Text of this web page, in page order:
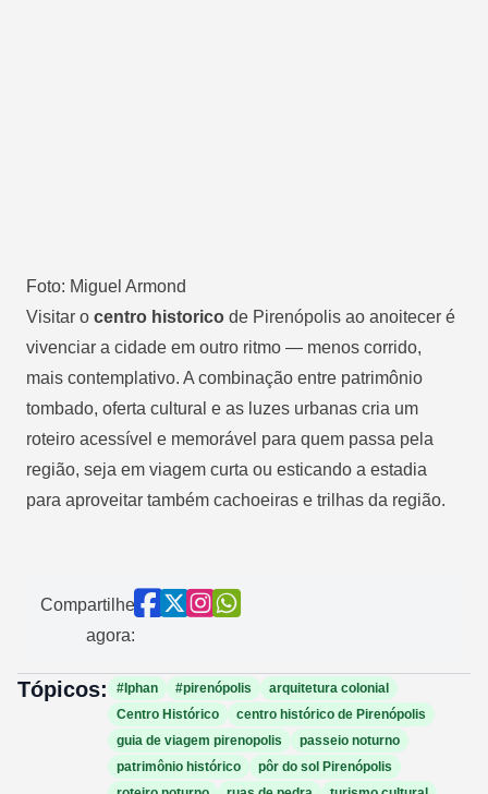
Foto: Miguel Armond
Visitar o centro historico de Pirenópolis ao anoitecer é
vivenciar a cidade em outro ritmo — menos corrido,
mais contemplativo. A combinação entre patrimônio
tombado, oferta cultural e as luzes urbanas cria um
roteiro acessível e memorável para quem passa pela
região, seja em viagem curta ou esticando a estadia
para aproveitar também cachoeiras e trilhas da região.
Compartilhe
agora:
Tópicos: #Iphan #pirenópolis
arquitetura colonial
Centro Histórico
centro histórico de Pirenópolis
guia de viagem pirenopolis
passeio noturno
patrimônio histórico
pôr do sol Pirenópolis